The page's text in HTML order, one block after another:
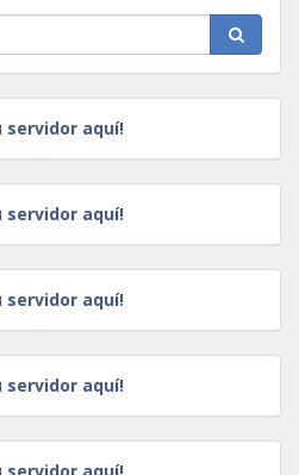
servidor aquí!
servidor aquí!
servidor aquí!
servidor aquí!
servidor aquí!